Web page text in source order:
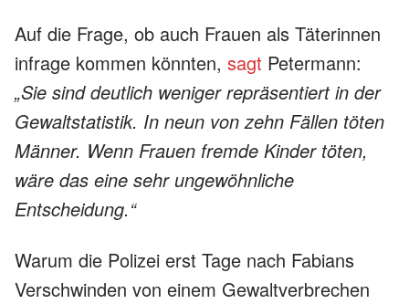
Auf die Frage, ob auch Frauen als Täterinnen
infrage kommen könnten, sagt Petermann:
„Sie sind deutlich weniger repräsentiert in der
Gewaltstatistik. In neun von zehn Fällen töten
Männer. Wenn Frauen fremde Kinder töten,
wäre das eine sehr ungewöhnliche
Entscheidung.“
Warum die Polizei erst Tage nach Fabians
Verschwinden von einem Gewaltverbrechen